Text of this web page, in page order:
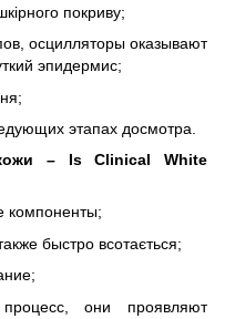
покриву;
осцилляторы оказывают
эпидермис;
этапах досмотра.
– Is Clinical White
компоненты;
быстро всотається;
они проявляют